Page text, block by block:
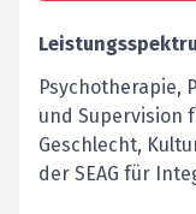
Psychotherapie,
und Supervision
Geschlecht,
der SEAG für